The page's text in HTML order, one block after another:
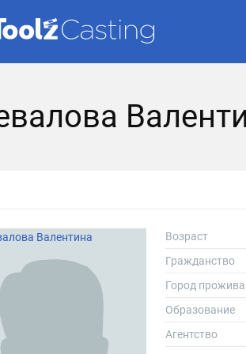
Возраст
Гражданство
Город
Образование
Агентство